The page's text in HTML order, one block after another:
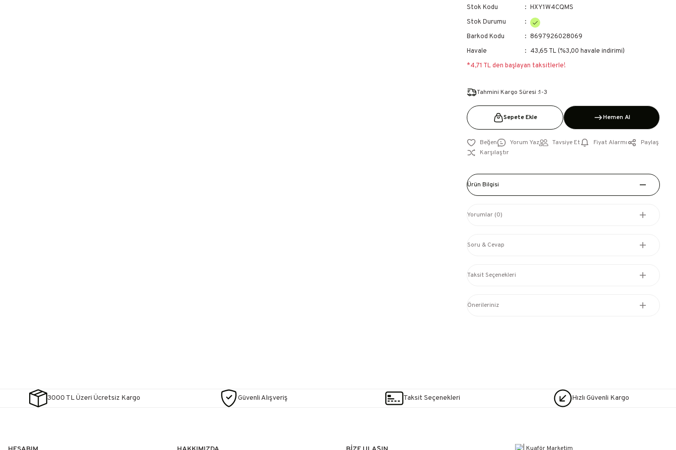
Stok Kodu
HXY1W4CQMS
Stok Durumu
Barkod Kodu
8697926028069
Havale
43,65 TL (%3,00 havale indirimi)
*4,71 TL den başlayan taksitlerle!
Tahmini Kargo Süresi :1-3
Sepete Ekle Hemen Al
Yorum Yaz Tavsiye Et Fiyat Alarmı
Paylaş
Karşılaştır
Ürün Bilgisi
Yorumlar (0)
Soru & Cevap
Taksit Seçenekleri
Önerileriniz
3000 TL Üzeri Ücretsiz Kargo Güvenli Alışveriş Taksit Seçenekleri Hızlı Güvenli Kargo